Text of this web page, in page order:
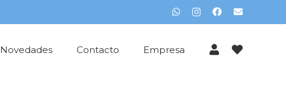
Novedades Contacto Empresa